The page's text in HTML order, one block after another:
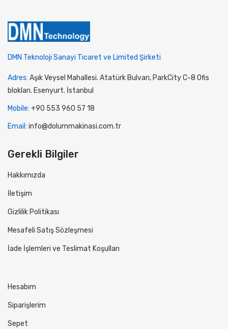
DMN Teknoloji Sanayi Ticaret ve Limited Şirketi
Adres: Aşık Veysel Mahallesi. Atatürk Bulvarı, ParkCity C-8 Ofis
blokları. Esenyurt. İstanbul
Mobile: +90 553 960 57 18
Email: info@dolummakinasi.com.tr
Gerekli Bilgiler
Hakkımızda
İletişim
Gizlilik Politikası
Mesafeli Satış Sözleşmesi
İade İşlemleri ve Teslimat Koşulları
Hesabım
Siparişlerim
Sepet